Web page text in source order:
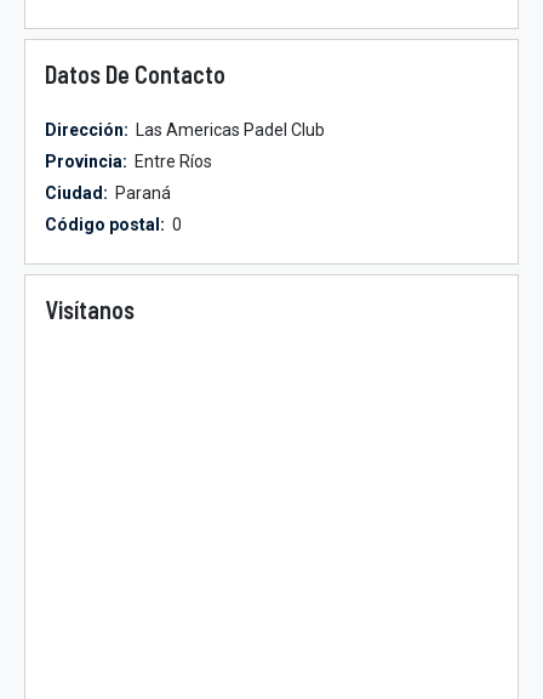
Datos De Contacto
Dirección: Las Americas Padel Club
Provincia: Entre Ríos
Ciudad: Paraná
Código postal: 0
Visítanos